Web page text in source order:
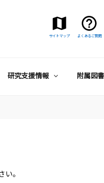
サイトマップ よくあるご質問
研究支援情報 附属図
。